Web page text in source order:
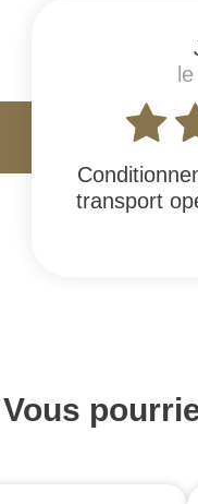
transport
Vous